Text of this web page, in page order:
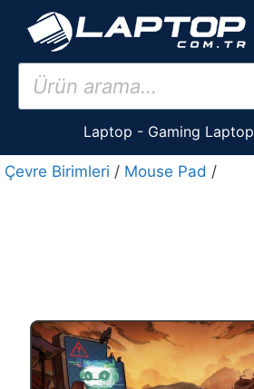
İçeriğe
Products
search
Laptop - Gaming Laptop
Çevre Birimleri / Mouse Pad /